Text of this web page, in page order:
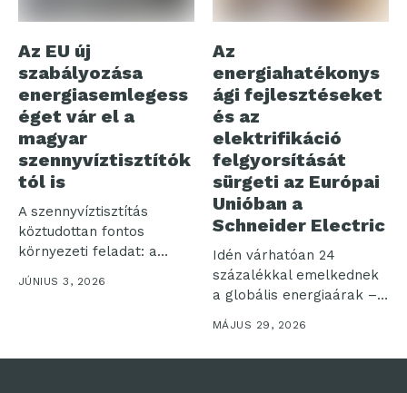
Az EU új
szabályozása
energiasemlegess
éget vár el a
magyar
szennyvíztisztítók
tól is
A szennyvíztisztítás
köztudottan fontos
környezeti feladat: a
természetes vizekbe
visszaengedett szennyvíz
JÚNIUS 3, 2026
Az
energiahatékonys
ági fejlesztéseket
és az
elektrifikáció
felgyorsítását
sürgeti az Európai
Unióban a
Schneider Electric
Idén várhatóan 24
százalékkal emelkednek
a globális energiaárak –
ez a legnagyobb...
MÁJUS 29, 2026